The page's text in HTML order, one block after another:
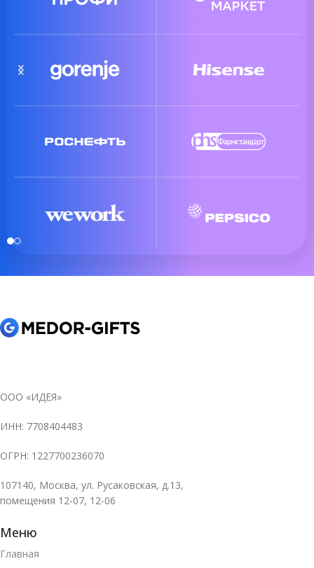
ООО «ИДЕЯ»
ИНН: 7708404483
ОГРН: 1227700236070
107140, Москва, ул. Русаковская, д.13,
помещения 12-07, 12-06
Меню
Главная